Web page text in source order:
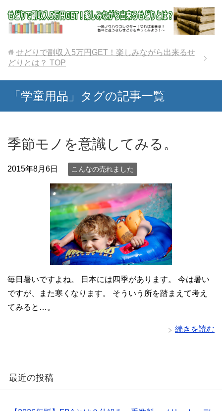
せどりで副収入5万円GET！楽しみながら出来るせ
どりとは？ TOP
「学童用品」タグの記事一覧
季節モノを意識してみる。
2015年8月6日 こんなの売れました
毎日暑いですよね。 日本には四季があります。 今は暑い
ですが、また寒くなります。 そういう所を踏まえて考え
てみると…。
続きを読む
最近の投稿